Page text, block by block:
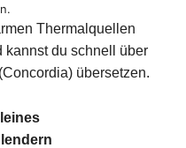
Thermalquellen
du schnell über
übersetzen.